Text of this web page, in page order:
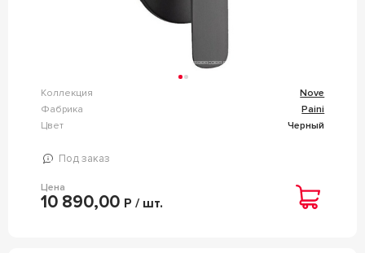
Коллекция
Nove
Фабрика
Paini
Цвет
Черный
Под заказ
Цена
10 890,00 Р / шт.